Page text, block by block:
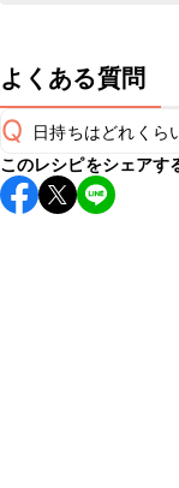
よくある質問
Q 日持ちはどれくら
保存期間は冷蔵で
し上がりください。
このレシピをシェアす